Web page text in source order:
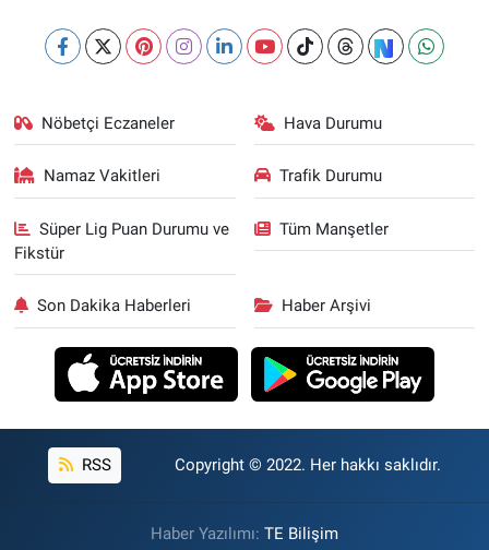
Nöbetçi Eczaneler Hava Durumu
Namaz Vakitleri Trafik Durumu
Süper Lig Puan Durumu ve
Fikstür
Tüm Manşetler
Son Dakika Haberleri Haber Arşivi
RSS Copyright © 2022. Her hakkı saklıdır.
Haber Yazılımı: TE Bilişim